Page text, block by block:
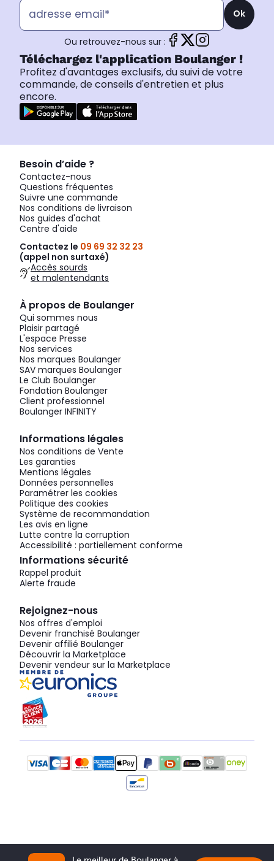
Ok
Ou retrouvez-nous sur :
Téléchargez l'application Boulanger !
Profitez d'avantages exclusifs, du suivi de votre
commande, de conseils d'entretien et plus
encore.
Besoin d’aide ?
Contactez-nous
Questions fréquentes
Suivre une commande
Nos conditions de livraison
Nos guides d'achat
Centre d'aide
Contactez le 09 69 32 32 23
(appel non surtaxé)
Accès sourds
et malentendants
À propos de Boulanger
Qui sommes nous
Plaisir partagé
L'espace Presse
Nos services
Nos marques Boulanger
SAV marques Boulanger
Le Club Boulanger
Fondation Boulanger
Client professionnel
Boulanger INFINITY
Informations légales
Nos conditions de Vente
Les garanties
Mentions légales
Données personnelles
Paramétrer les cookies
Politique des cookies
Système de recommandation
Les avis en ligne
Lutte contre la corruption
Accessibilité : partiellement conforme
Informations sécurité
Rappel produit
Alerte fraude
Rejoignez-nous
Nos offres d'emploi
Devenir franchisé Boulanger
Devenir affilié Boulanger
Découvrir la Marketplace
Devenir vendeur sur la Marketplace